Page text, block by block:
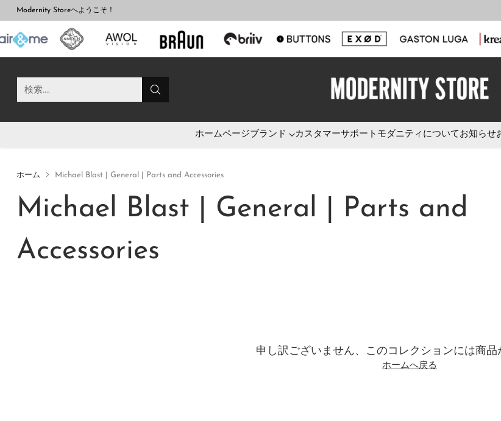
検索....
ホームページブランド カスタマーサポート モダニティについて お知らせ
Modernity Storeへようこそ！
ホーム Michael Blast | General | Parts and Accessories
Michael Blast | General | Parts and
Accessories
申し訳ございません、このコレクションには商品
ホームへ戻る